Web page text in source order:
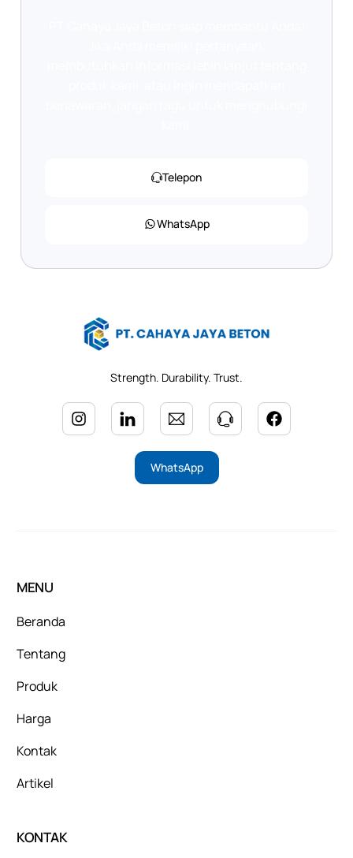
Telepon
WhatsApp
Strength. Durability. Trust.
WhatsApp
MENU
Beranda
Tentang
Produk
Harga
Kontak
Artikel
KONTAK